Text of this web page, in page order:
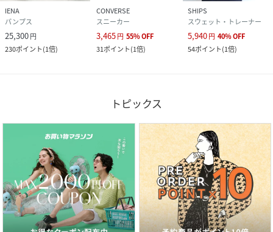
IENA
パンプス
25,300円
230ポイント(1倍)
CONVERSE
スニーカー
3,465円 55%OFF
31ポイント(1倍)
SHIPS
スウェット・トレーナー
5,940円 40%OFF
54ポイント(1倍)
トピックス